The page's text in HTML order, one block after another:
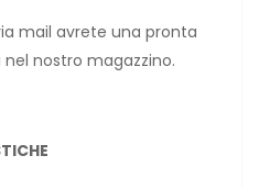
mail avrete una pronta
nostro magazzino.